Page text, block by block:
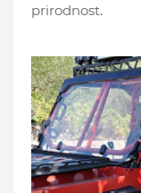
prirodnost.